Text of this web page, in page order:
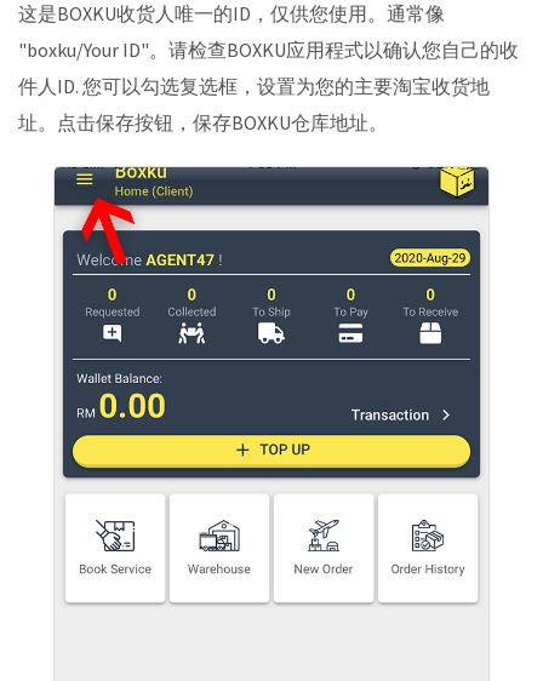
这是BOXKU收货人唯一的ID，仅供您使用。通常像
"boxku/Your ID"。请检查BOXKU应用程式以确认您自己的收
件人ID. 您可以勾选复选框，设置为您的主要淘宝收货地
址。点击保存按钮，保存BOXKU仓库地址。